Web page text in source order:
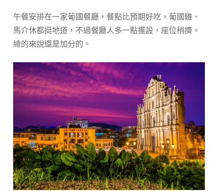
午餐安排在一家葡國餐廳，餐點比預期好吃，葡國雞、
馬介休都挺地道，不過餐廳人多一點擺設，座位稍擠。
總的來說還是加分的。